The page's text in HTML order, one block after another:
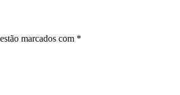
marcados com *